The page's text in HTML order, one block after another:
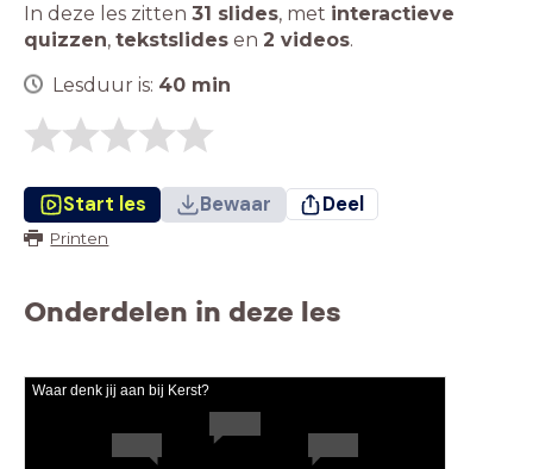
In deze les zitten 31 slides, met interactieve
quizzen, tekstslides en 2 videos.
Lesduur is: 40 min
Start les Bewaar Deel
Printen
Onderdelen in deze les
Waar denk jij aan bij Kerst?